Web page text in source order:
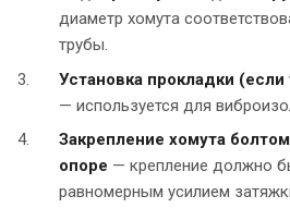
диаметр хомута
трубы.
Установка прокладки (если
— используется для
Закрепление хомута
опоре — крепление должно
равномерным усилием